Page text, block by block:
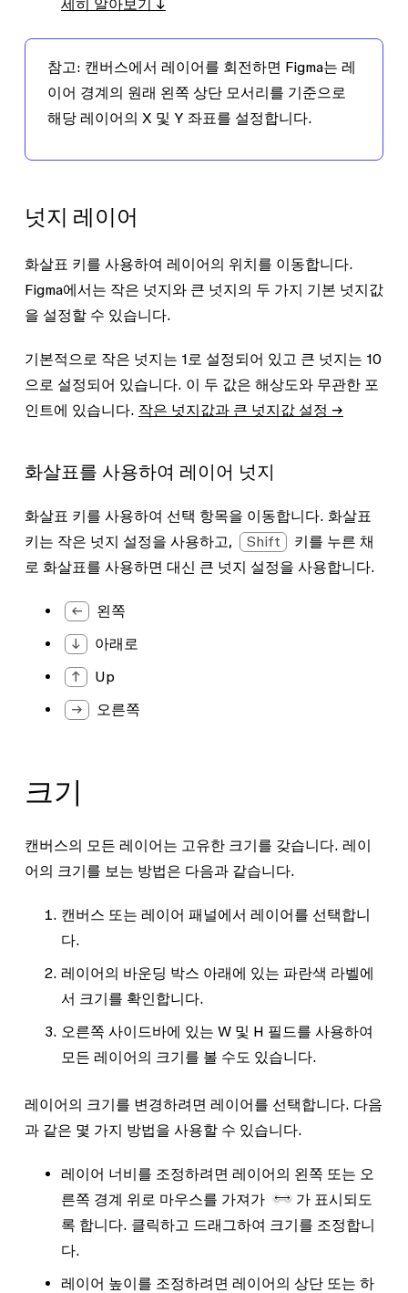
세히 알아보기 ↓
참고: 캔버스에서 레이어를 회전하면 Figma는 레
이어 경계의 원래 왼쪽 상단 모서리를 기준으로
해당 레이어의 X 및 Y 좌표를 설정합니다.
넛지 레이어
화살표 키를 사용하여 레이어의 위치를 이동합니다.
Figma에서는 작은 넛지와 큰 넛지의 두 가지 기본 넛지값
을 설정할 수 있습니다.
기본적으로 작은 넛지는 1로 설정되어 있고 큰 넛지는 10
으로 설정되어 있습니다. 이 두 값은 해상도와 무관한 포
인트에 있습니다. 작은 넛지값과 큰 넛지값 설정 →
화살표를 사용하여 레이어 넛지
화살표 키를 사용하여 선택 항목을 이동합니다. 화살표
키는 작은 넛지 설정을 사용하고,
Shift
키를 누른 채
로 화살표를 사용하면 대신 큰 넛지 설정을 사용합니다.
←
왼쪽
↓
아래로
↑
Up
→
오른쪽
크기
캔버스의 모든 레이어는 고유한 크기를 갖습니다. 레이
어의 크기를 보는 방법은 다음과 같습니다.
캔버스 또는 레이어 패널에서 레이어를 선택합니
다.
레이어의 바운딩 박스 아래에 있는 파란색 라벨에
서 크기를 확인합니다.
오른쪽 사이드바에 있는 W및 H 필드를 사용하여
모든 레이어의 크기를 볼 수도 있습니다.
레이어의 크기를 변경하려면 레이어를 선택합니다. 다음
과 같은 몇 가지 방법을 사용할 수 있습니다.
레이어 너비를 조정하려면 레이어의 왼쪽 또는 오
른쪽 경계 위로 마우스를 가져가
가 표시되도
록 합니다. 클릭하고 드래그하여 크기를 조정합니
다.
레이어 높이를 조정하려면 레이어의 상단 또는 하